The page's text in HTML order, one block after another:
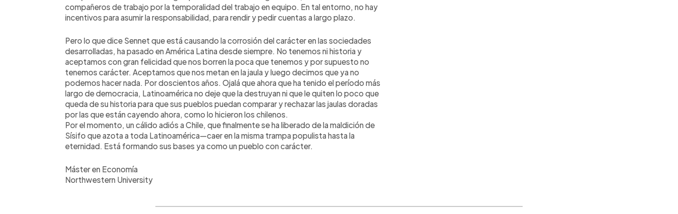
compañeros de trabajo por la temporalidad del trabajo en equipo. En tal entorno, no hay
incentivos para asumir la responsabilidad, para rendir y pedir cuentas a largo plazo.
Pero lo que dice Sennet que está causando la corrosión del carácter en las sociedades
desarrolladas, ha pasado en América Latina desde siempre. No tenemos ni historia y
aceptamos con gran felicidad que nos borren la poca que tenemos y por supuesto no
tenemos carácter. Aceptamos que nos metan en la jaula y luego decimos que ya no
podemos hacer nada. Por doscientos años. Ojalá que ahora que ha tenido el período más
largo de democracia, Latinoamérica no deje que la destruyan ni que le quiten lo poco que
queda de su historia para que sus pueblos puedan comparar y rechazar las jaulas doradas
por las que están cayendo ahora, como lo hicieron los chilenos.
Por el momento, un cálido adiós a Chile, que finalmente se ha liberado de la maldición de
Sísifo que azota a toda Latinoamérica—caer en la misma trampa populista hasta la
eternidad. Está formando sus bases ya como un pueblo con carácter.
Máster en Economía
Northwestern University